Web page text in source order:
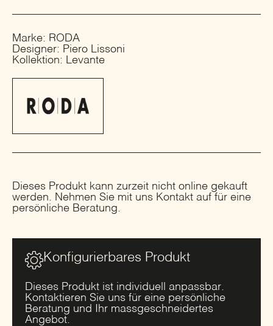
Marke: RODA
Designer: Piero Lissoni
Kollektion: Levante
Dieses Produkt kann zurzeit nicht online gekauft
werden. Nehmen Sie mit uns Kontakt auf für eine
persönliche Beratung.
Konfigurierbares Produkt
Dieses Produkt ist individuell anpassbar.
Kontaktieren Sie uns für eine persönliche
Beratung und Ihr massgeschneidertes
Angebot.